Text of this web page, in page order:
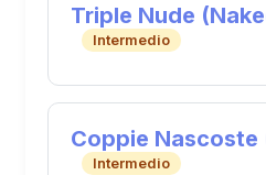
Triple Nude
Intermedio
Coppie Nascoste
Intermedio